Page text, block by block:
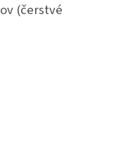
(čerstvé